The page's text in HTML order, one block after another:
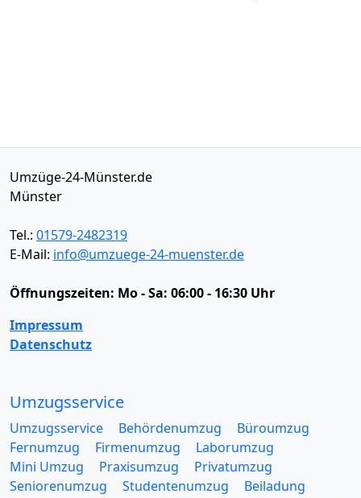
Umzüge-24-Münster.de
Münster
Tel.: 01579-2482319
E-Mail: info@umzuege-24-muenster.de
Öffnungszeiten: Mo - Sa: 06:00 - 16:30 Uhr
Impressum
Datenschutz
Umzugsservice
Umzugsservice Behördenumzug
Büroumzug
Fernumzug
Firmenumzug
Laborumzug
Mini Umzug
Praxisumzug
Privatumzug
Seniorenumzug
Studentenumzug
Beiladung